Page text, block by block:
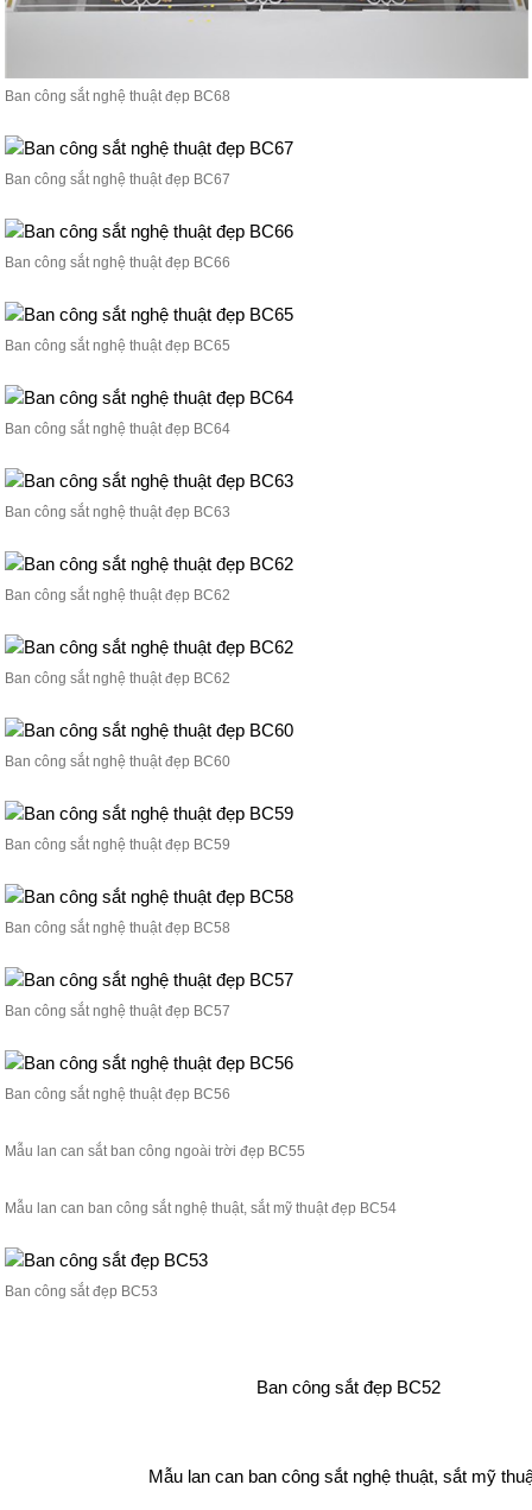
Ban công sắt nghệ thuật đẹp BC68
Ban công sắt nghệ thuật đẹp BC67
Ban công sắt nghệ thuật đẹp BC66
Ban công sắt nghệ thuật đẹp BC65
Ban công sắt nghệ thuật đẹp BC64
Ban công sắt nghệ thuật đẹp BC63
Ban công sắt nghệ thuật đẹp BC62
Ban công sắt nghệ thuật đẹp BC62
Ban công sắt nghệ thuật đẹp BC60
Ban công sắt nghệ thuật đẹp BC59
Ban công sắt nghệ thuật đẹp BC58
Ban công sắt nghệ thuật đẹp BC57
Ban công sắt nghệ thuật đẹp BC56
Mẫu lan can sắt ban công ngoài trời đẹp BC55
Mẫu lan can ban công sắt nghệ thuật, sắt mỹ thuật đẹp BC54
Ban công sắt đẹp BC53
Ban công sắt đẹp BC52
Mẫu lan can ban công sắt nghệ thuật, sắt mỹ